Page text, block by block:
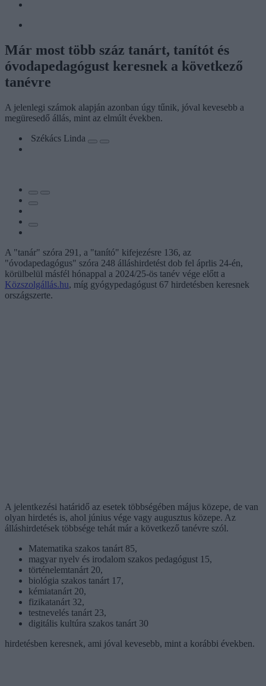
Már most több száz tanárt, tanítót és
óvodapedagógust keresnek a következő
tanévre
A jelenlegi számok alapján azonban úgy tűnik, jóval kevesebb a
megüresedő állás, mint az elmúlt években.
Székács Linda
A "tanár" szóra 291, a "tanító" kifejezésre 136, az
"óvodapedagógus" szóra 248 álláshirdetést dob fel áprlis 24-én,
körülbelül másfél hónappal a 2024/25-ös tanév vége előtt a
Közszolgállás.hu, míg gyógypedagógust 67 hirdetésben keresnek
országszerte.
A jelentkezési határidő az esetek többségében május közepe, de van
olyan hirdetés is, ahol június vége vagy augusztus közepe. Az
álláshirdetések többsége tehát már a következő tanévre szól.
Matematika szakos tanárt 85,
magyar nyelv és irodalom szakos pedagógust 15,
történelemtanárt 20,
biológia szakos tanárt 17,
kémiatanárt 20,
fizikatanárt 32,
testnevelés tanárt 23,
digitális kultúra szakos tanárt 30
hirdetésben keresnek, ami jóval kevesebb, mint a korábbi években.